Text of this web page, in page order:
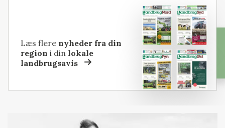
Læs flere nyheder fra din
region i dinlokale
landbrugsavis